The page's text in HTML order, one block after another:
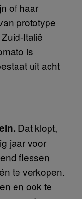
of haar
prototype
Italië
is
uit acht
Dat klopt,
jaar voor
flessen
te verkopen.
en ook te